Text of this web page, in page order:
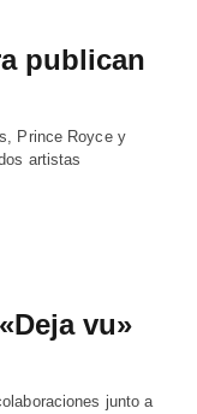
publican
Prince Royce y
artistas
vu»
junto a